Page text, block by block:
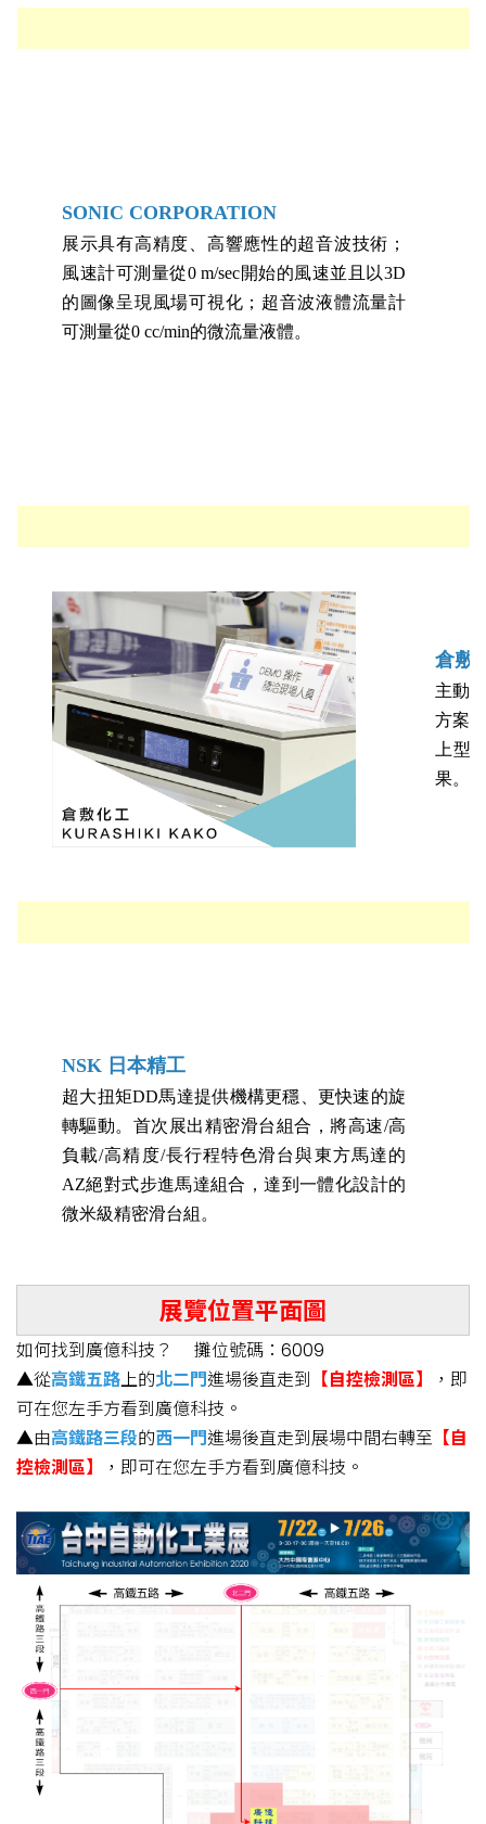
SONIC CORPORATION
展示具有高精度、高響應性的超音波技術；
風速計可測量從0 m/sec開始的風速並且以3D
的圖像呈現風場可視化；超音波液體流量計
可測量從0 cc/min的微流量液體。
倉敷
主動
方案
上型
果。
NSK 日本精工
超大扭矩DD馬達提供機構更穩、更快速的旋
轉驅動。首次展出精密滑台組合，將高速/高
負載/高精度/長行程特色滑台與東方馬達的
AZ絕對式步進馬達組合，達到一體化設計的
微米級精密滑台組。
展覽位置平面圖
如何找到廣億科技？ 攤位號碼：6009
▲從高鐵五路上的北二門進場後直走到 【自控檢測區】
，即
可在您左手方看到廣億科技。
▲由高鐵路三段的西一門進場後直走到展場中間右轉至 【自
控檢測區】
，即可在您左手方看到廣億科技。